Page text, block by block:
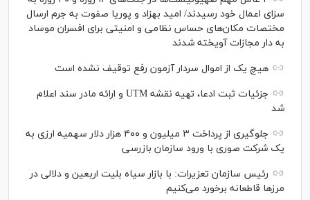
سزای اعمال خود رسیدند/ امید بهزاد و پوریا صفوت به جرم ارسال
مختصات مکان‌های حساس نظامی و امنیتی برای افسران موساد
به دار مجازات آویخته شدند
هیچ یک از اموال سردار آزمون رفع توقیف نشده است
جزئیات ثبت ادعا، تهیه نقشه UTM و ارائه مادر سند اعلام
شد
جلوگیری از پرداخت ۳ میلیون و ۴۰۰ هزار دلار سهمیه ارزی به
یک شرکت صوری با ورود سازمان بازرسی
رئیس سازمان تعزیرات: با بازار سیاه بلیت اربعین و دلالی در
مرز‌ها قاطعانه برخورد می‌کنیم